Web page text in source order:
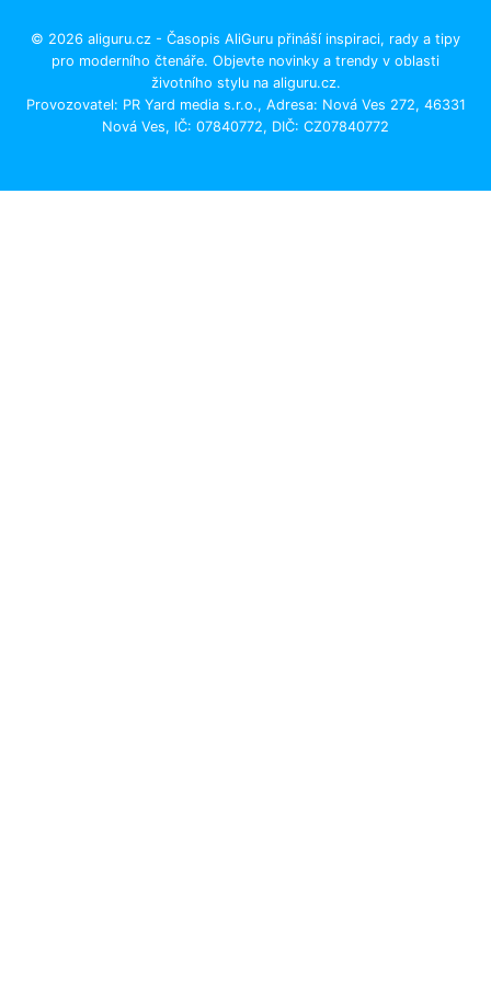
© 2026 aliguru.cz - Časopis AliGuru přináší inspiraci, rady a tipy
pro moderního čtenáře. Objevte novinky a trendy v oblasti
životního stylu na aliguru.cz.
Provozovatel: PR Yard media s.r.o., Adresa: Nová Ves 272, 46331
Nová Ves, IČ: 07840772, DIČ: CZ07840772